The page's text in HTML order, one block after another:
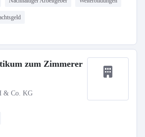
zum Zimmerer
& Co. KG